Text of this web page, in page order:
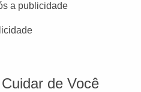
a publicidade
de Você